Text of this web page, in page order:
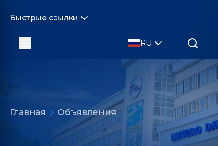
Быстрые ссылки
RU
Главная Объявления